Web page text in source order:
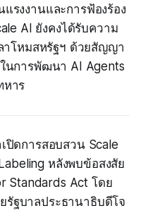
รงงานและการฟ้องร้อง
AI ยังคงได้รับความ
าโหมสหรัฐฯ ด้วยสัญญา
นการพัฒนา AI Agents
หาร
ปิดการสอบสวน Scale
หลังพบข้อสงสัย
Standards Act โดย
รัฐบาลประธานาธิบดีโจ